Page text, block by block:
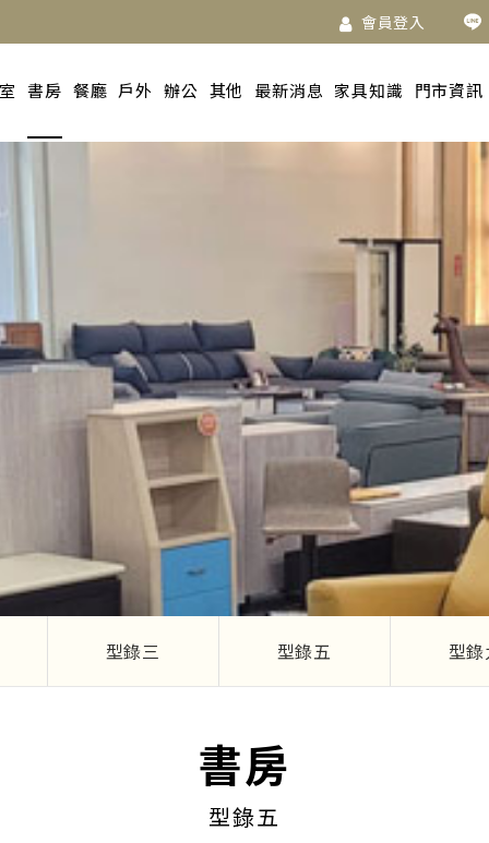
會員登入
書房 餐廳 戶外 辦公 其他 最新消息 家具知識 門市資訊
型錄三 型錄五 型
書房
型錄五